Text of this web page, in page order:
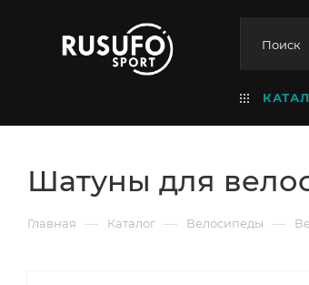
Шатуны для
Главная — Каталог — Велосипеды —